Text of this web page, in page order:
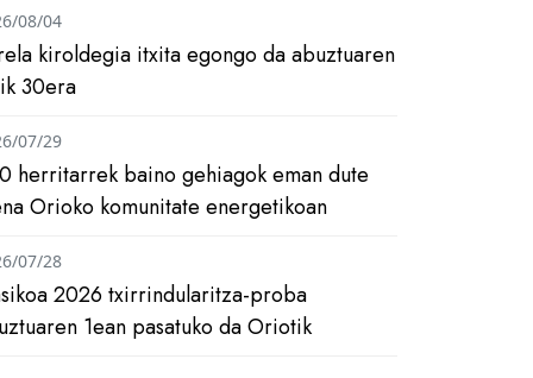
kiroldegia itxita egongo da abuztuaren
30era
08/04
herritarrek baino gehiagok eman dute
Orioko komunitate energetikoan
07/29
2026 txirrindularitza-proba
1ean pasatuko da Oriotik
07/28